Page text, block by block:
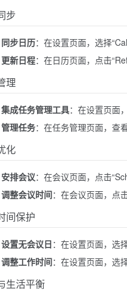
步
同步日历：在设置页面，选择
更新日程：在日历页面，点击
理
集成任务管理工具：在设置页面
管理任务：在任务管理页面，查
化
安排会议：在会议页面，点击
调整会议时间：在会议页面，点
间保护
设置无会议日：在设置页面，选
调整工作时间：在设置页面，选
生活平衡